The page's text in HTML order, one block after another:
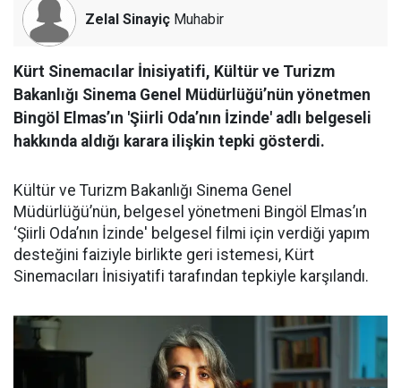
Zelal Sinayiç Muhabir
Kürt Sinemacılar İnisiyatifi, Kültür ve Turizm
Bakanlığı Sinema Genel Müdürlüğü’nün yönetmen
Bingöl Elmas’ın 'Şiirli Oda’nın İzinde' adlı belgeseli
hakkında aldığı karara ilişkin tepki gösterdi.
Kültür ve Turizm Bakanlığı Sinema Genel
Müdürlüğü’nün, belgesel yönetmeni Bingöl Elmas’ın
‘Şiirli Oda’nın İzinde' belgesel filmi için verdiği yapım
desteğini faiziyle birlikte geri istemesi, Kürt
Sinemacıları İnisiyatifi tarafından tepkiyle karşılandı.